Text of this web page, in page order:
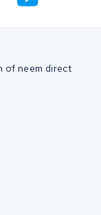
of neem direct